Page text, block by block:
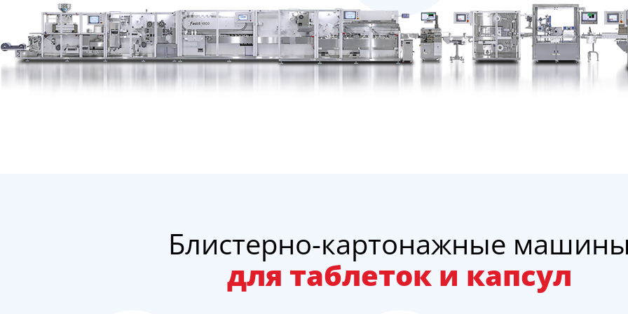
Блистерно-картонажные
для таблеток и капсул